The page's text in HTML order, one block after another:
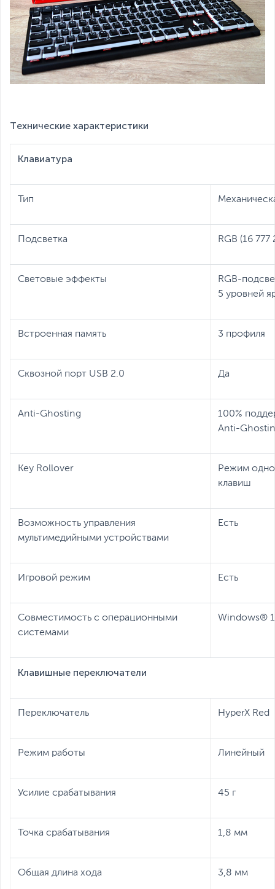
Технические характеристики
Клавиатура
Тип
Подсветка RGB (16 777
Световые эффекты
RGB-
5 уровней
Встроенная память 3 профиля
Сквозной порт USB 2.0 Да
Anti-Ghosting
100%
Anti-
Key Rollover
Режим
клавиш
Возможность управления
мультимедийными устройствами
Есть
Игровой режим Есть
Совместимость с операционными
системами
Windows®
Клавишные переключатели
Переключатель HyperX Red
Режим работы Линейный
Усилие срабатывания 45 г
Точка срабатывания 1,8 мм
Общая длина хода 3,8 мм